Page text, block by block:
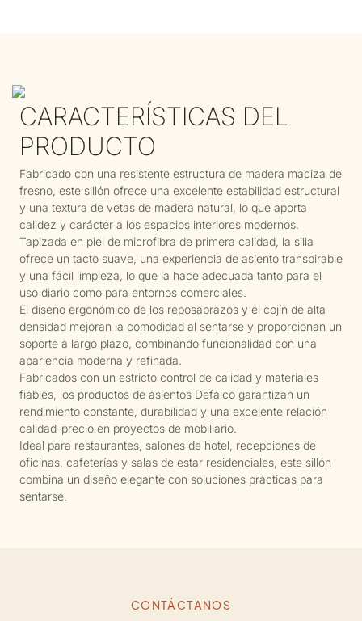
CARACTERÍSTICAS DEL
PRODUCTO
Fabricado con una resistente estructura de madera maciza de
fresno, este sillón ofrece una excelente estabilidad estructural
y una textura de vetas de madera natural, lo que aporta
calidez y carácter a los espacios interiores modernos.
Tapizada en piel de microfibra de primera calidad, la silla
ofrece un tacto suave, una experiencia de asiento transpirable
y una fácil limpieza, lo que la hace adecuada tanto para el
uso diario como para entornos comerciales.
El diseño ergonómico de los reposabrazos y el cojín de alta
densidad mejoran la comodidad al sentarse y proporcionan un
soporte a largo plazo, combinando funcionalidad con una
apariencia moderna y refinada.
Fabricados con un estricto control de calidad y materiales
fiables, los productos de asientos Defaico garantizan un
rendimiento constante, durabilidad y una excelente relación
calidad-precio en proyectos de mobiliario.
Ideal para restaurantes, salones de hotel, recepciones de
oficinas, cafeterías y salas de estar residenciales, este sillón
combina un diseño elegante con soluciones prácticas para
sentarse.
CONTÁCTANOS